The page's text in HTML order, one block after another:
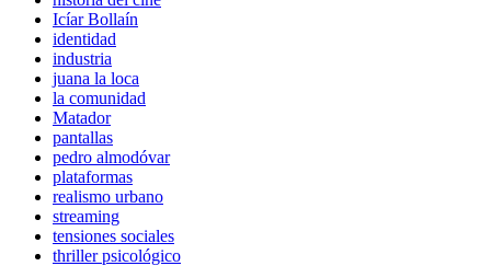
Icíar Bollaín
identidad
industria
juana la loca
la comunidad
Matador
pantallas
pedro almodóvar
plataformas
realismo urbano
streaming
tensiones sociales
thriller psicológico